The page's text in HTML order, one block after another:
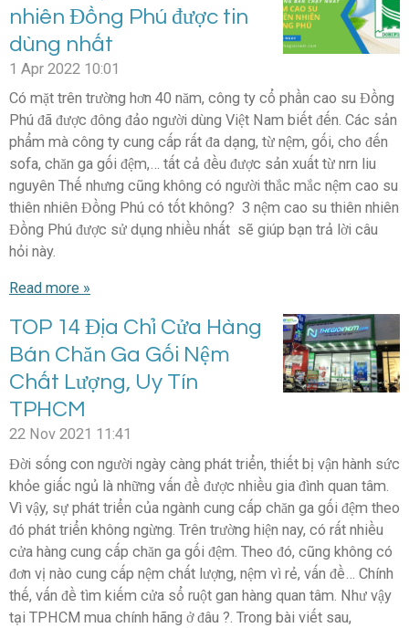
nhiên Đồng Phú được tin
dùng nhất
1 Apr 2022 10:01
Có mặt trên trường hơn 40 năm, công ty cổ phần cao su Đồng
Phú đã được đông đảo người dùng Việt Nam biết đến. Các sản
phẩm mà công ty cung cấp rất đa dạng, từ nệm, gối, cho đến
sofa, chăn ga gối đệm,… tất cả đều được sản xuất từ ​​nrn liu
nguyên Thế nhưng cũng không có người thắc mắc nệm cao su
thiên nhiên Đồng Phú có tốt không? 3 nệm cao su thiên nhiên
Đồng Phú được sử dụng nhiều nhất sẽ giúp bạn trả lời câu
hỏi này.
Read more »
TOP 14 Địa Chỉ Cửa Hàng
Bán Chăn Ga Gối Nệm
Chất Lượng, Uy Tín
TPHCM
22 Nov 2021 11:41
Đời sống con người ngày càng phát triển, thiết bị vận hành sức
khỏe giấc ngủ là những vấn đề được nhiều gia đình quan tâm.
Vì vậy, sự phát triển của ngành cung cấp chăn ga gối đệm theo
đó phát triển không ngừng. Trên trường hiện nay, có rất nhiều
cửa hàng cung cấp chăn ga gối đệm. Theo đó, cũng không có
đơn vị nào cung cấp nệm chất lượng, nệm vì rẻ, vấn đề… Chính
thế, vấn đề tìm kiếm cửa sổ ruột gan hàng quan tâm. Như vậy
tại TPHCM mua chính hãng ở đâu ?. Trong bài viết sau,